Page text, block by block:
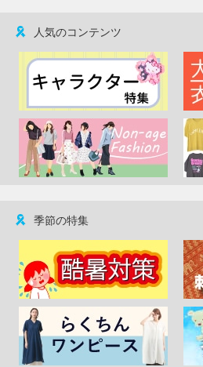
人気のコンテンツ
季節の特集